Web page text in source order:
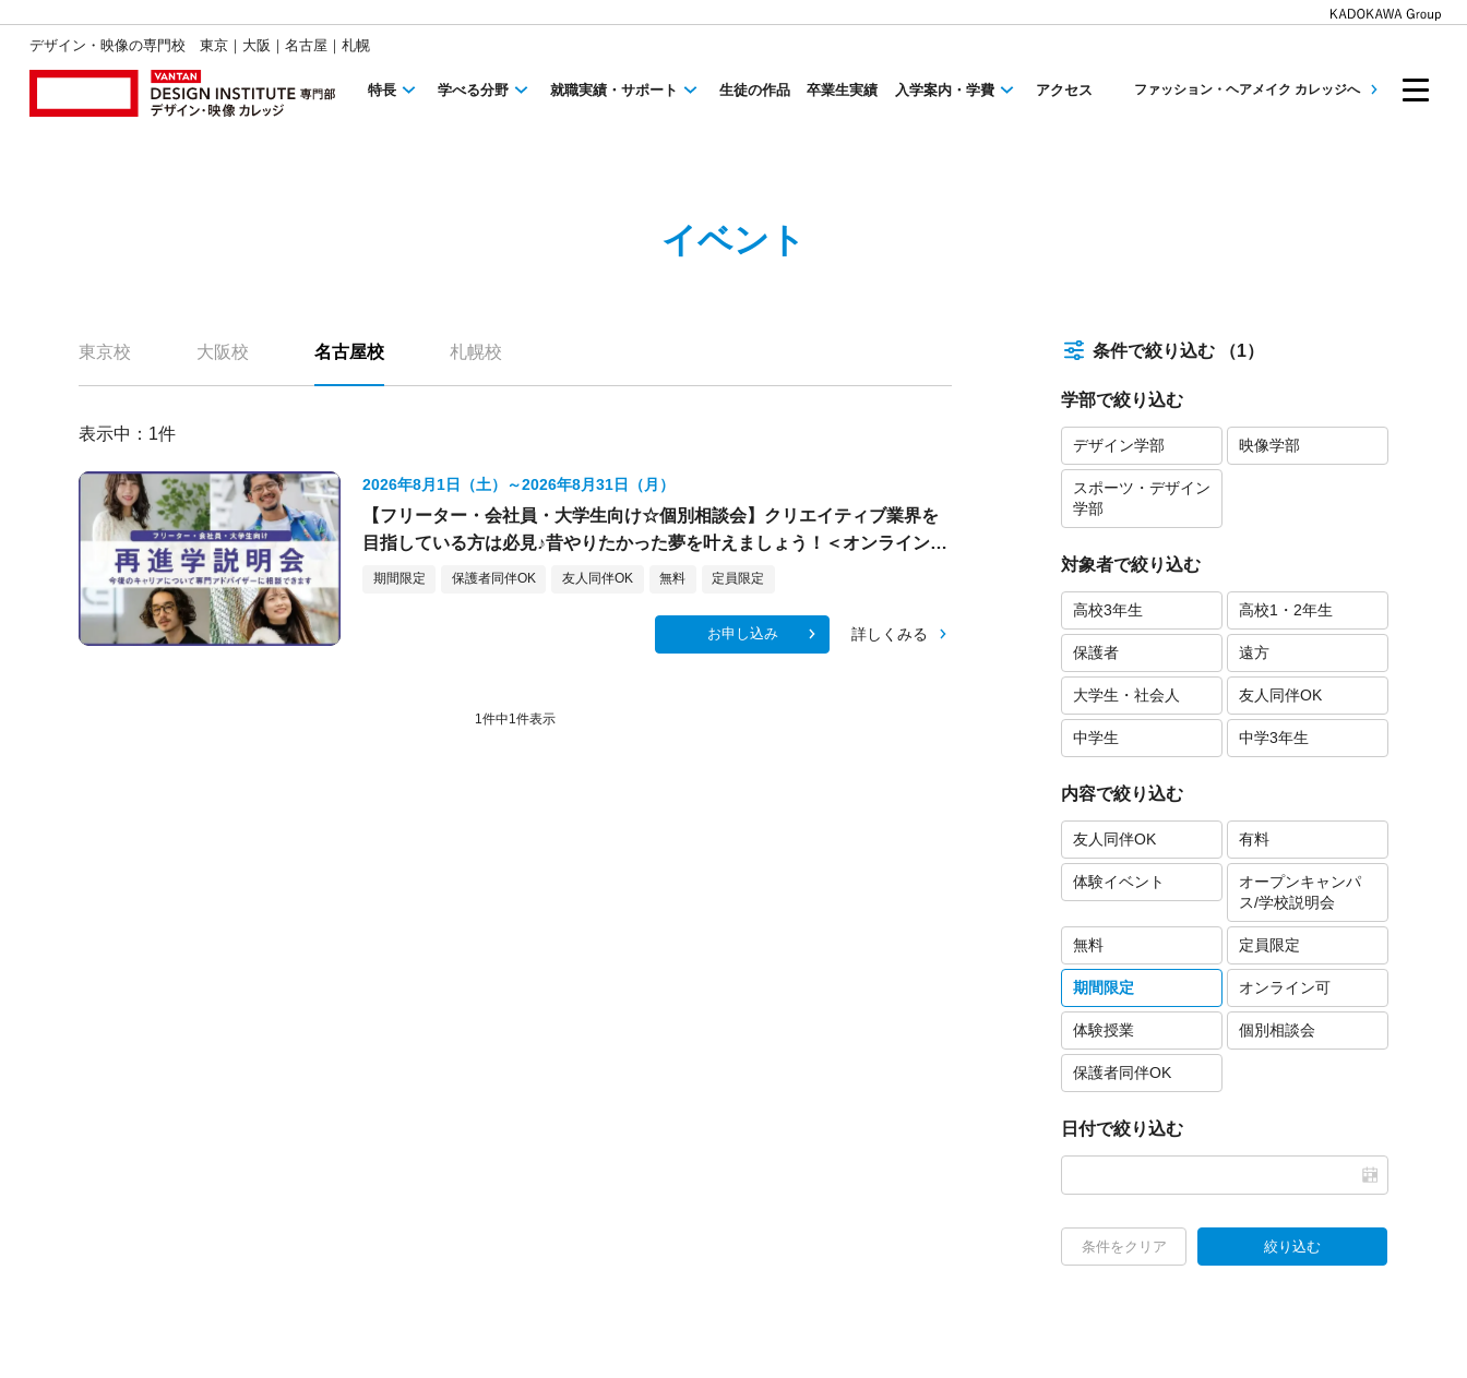
デザイン・映像の専門校 東京｜大阪｜名古屋｜札幌
特長 学べる分野 就職実績・サポート 生徒の作品 卒業生実績 入学案内・学費 アクセス ファッション・ヘアメイク カレッジへ
イベント
東京校 大阪校 名古屋校 札幌校
表示中： 1件
2026年8月1日（土）～2026年8月31日（月）
【フリーター・会社員・大学生向け☆個別相談会】クリエイティブ業界を
目指している方は必見♪昔やりたかった夢を叶えましょう！＜オンライン参
加もOK★＞
期間限定 保護者同伴OK 友人同伴OK 無料 定員限定
お申し込み 詳しくみる
1件中1 件表示
条件で絞り込む （1）
学部で絞り込む
デザイン学部 映像学部
スポーツ・デザイン
学部
対象者で絞り込む
高校3年生 高校1・2年生
保護者 遠方
大学生・社会人 友人同伴OK
中学生 中学3年生
内容で絞り込む
友人同伴OK 有料
体験イベント
オープンキャンパ
ス/学校説明会
無料 定員限定
期間限定 オンライン可
体験授業 個別相談会
保護者同伴OK
日付で絞り込む
条件をクリア 絞り込む